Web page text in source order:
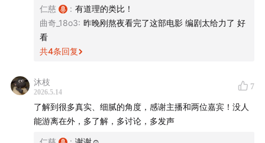
the roots of these feelings and ask: is a more ideal
form of connection—an empathy that transcends
race, class, gender, and physical ability—actually
possible in reality?
【时间轴 The When】
00:02:00｜残障是如何流动到每个人身边的？
仁慈 : 有道理的类比！
曲奇_18o3: 昨晚刚熬夜看完了这部电影 编剧太给力了 好
看
共4条回复
沐枝
2026.5.14
7
了解到很多真实、细腻的角度，感谢主播和两位嘉宾！没人
能游离在外，多了解，多讨论，多发声